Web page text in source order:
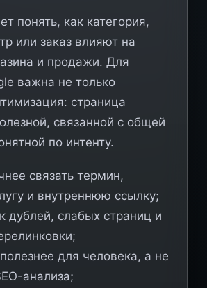
понять, как категория,
или заказ влияют на
и продажи. Для
важна не только
страница
связанной с общей
по интенту.
связать термин,
и внутреннюю ссылку;
дублей, слабых страниц и
для человека, а не
анализа;